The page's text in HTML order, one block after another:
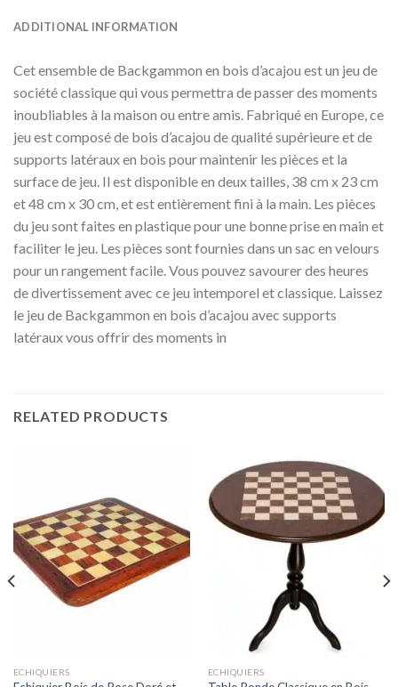
ADDITIONAL INFORMATION
Cet ensemble de Backgammon en bois d’acajou est un jeu de
société classique qui vous permettra de passer des moments
inoubliables à la maison ou entre amis. Fabriqué en Europe, ce
jeu est composé de bois d’acajou de qualité supérieure et de
supports latéraux en bois pour maintenir les pièces et la
surface de jeu. Il est disponible en deux tailles, 38 cm x 23 cm
et 48 cm x 30 cm, et est entièrement fini à la main. Les pièces
du jeu sont faites en plastique pour une bonne prise en main et
faciliter le jeu. Les pièces sont fournies dans un sac en velours
pour un rangement facile. Vous pouvez savourer des heures
de divertissement avec ce jeu intemporel et classique. Laissez
le jeu de Backgammon en bois d’acajou avec supports
latéraux vous offrir des moments in
RELATED PRODUCTS
ECHIQUIERS ECHIQUIERS